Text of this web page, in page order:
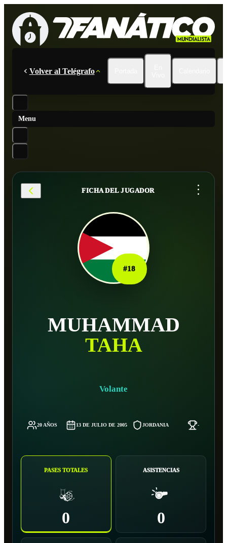
Volver al Telégrafo
Menu
FICHA DEL JUGADOR ...
#18
MUHAMMAD
TAHA
Volante
20 AÑOS 13 DE JULIO DE 2005 JORDANIA -
PASES TOTALES
0
ASISTENCIAS
0